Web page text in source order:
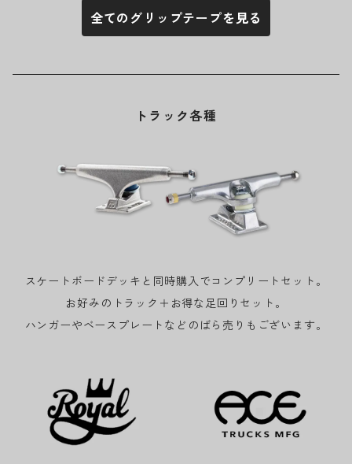
全てのグリップテープを見る
トラック各種
スケートボードデッキと同時購入でコンプリートセット。
お好みのトラック＋お得な足回りセット。
ハンガーやベースプレートなどのばら売りもございます。